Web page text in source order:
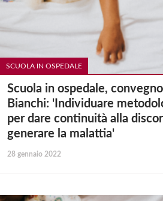
SCUOLA IN OSPEDALE
Scuola in ospedale,
Bianchi: 'Individuare
per dare continuità alla
generare la malattia'
28 gennaio 2022